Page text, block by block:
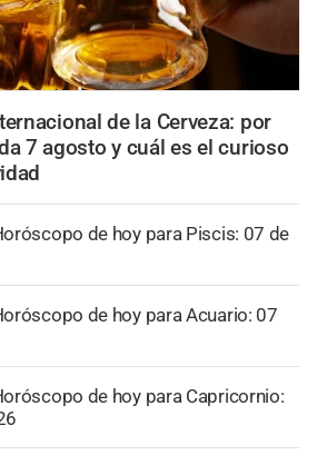
de la Cerveza: por
7 agosto y cuál es el curioso
de hoy para Piscis: 07 de
de hoy para Acuario: 07
de hoy para Capricornio: